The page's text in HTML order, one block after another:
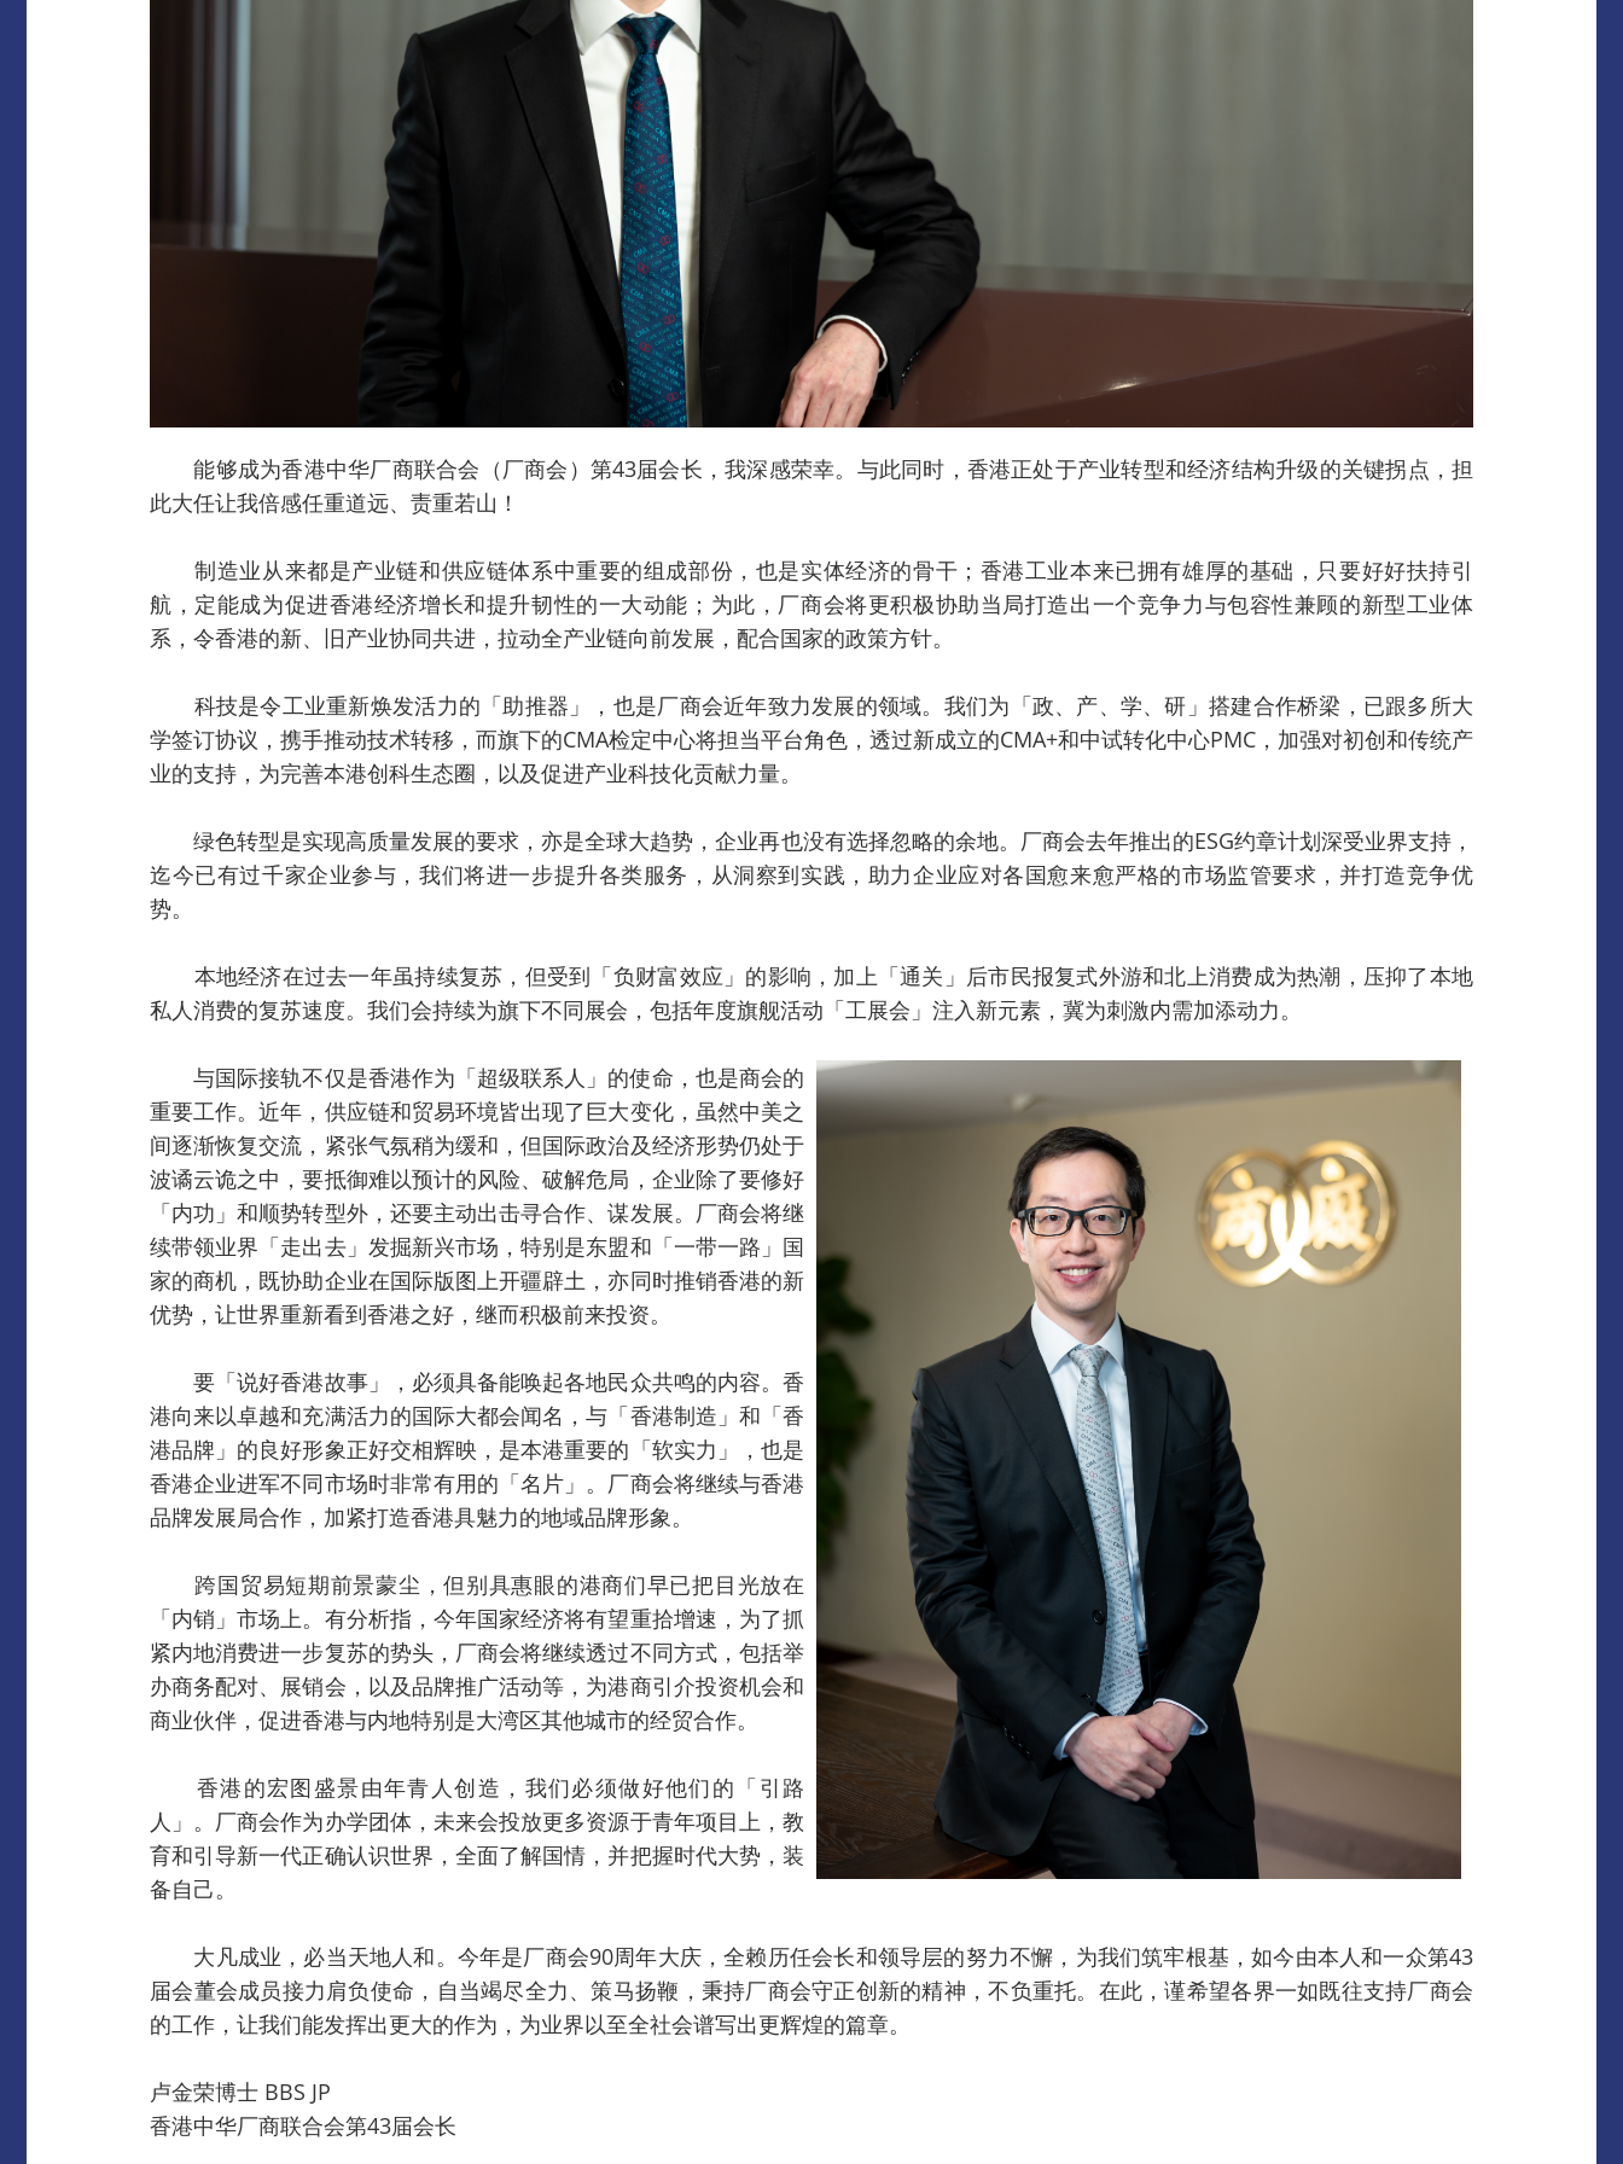
能够成为香港中华厂商联合会（厂商会）第43届会长，我深感荣幸。与此同时，香港正处于产业转型和经济结构升级的关键拐点，担
此大任让我倍感任重道远、责重若山！
制造业从来都是产业链和供应链体系中重要的组成部份，也是实体经济的骨干；香港工业本来已拥有雄厚的基础，只要好好扶持引
航，定能成为促进香港经济增长和提升韧性的一大动能；为此，厂商会将更积极协助当局打造出一个竞争力与包容性兼顾的新型工业体
系，令香港的新、旧产业协同共进，拉动全产业链向前发展，配合国家的政策方针。
科技是令工业重新焕发活力的「助推器」，也是厂商会近年致力发展的领域。我们为「政、产、学、研」搭建合作桥梁，已跟多所大
学签订协议，携手推动技术转移，而旗下的CMA检定中心将担当平台角色，透过新成立的CMA+和中试转化中心PMC，加强对初创和传统产
业的支持，为完善本港创科生态圈，以及促进产业科技化贡献力量。
绿色转型是实现高质量发展的要求，亦是全球大趋势，企业再也没有选择忽略的余地。厂商会去年推出的ESG约章计划深受业界支持，
迄今已有过千家企业参与，我们将进一步提升各类服务，从洞察到实践，助力企业应对各国愈来愈严格的市场监管要求，并打造竞争优
势。
本地经济在过去一年虽持续复苏，但受到「负财富效应」的影响，加上「通关」后市民报复式外游和北上消费成为热潮，压抑了本地
私人消费的复苏速度。我们会持续为旗下不同展会，包括年度旗舰活动「工展会」注入新元素，冀为刺激内需加添动力。
与国际接轨不仅是香港作为「超级联系人」的使命，也是商会的
重要工作。近年，供应链和贸易环境皆出现了巨大变化，虽然中美之
间逐渐恢复交流，紧张气氛稍为缓和，但国际政治及经济形势仍处于
波谲云诡之中，要抵御难以预计的风险、破解危局，企业除了要修好
「内功」和顺势转型外，还要主动出击寻合作、谋发展。厂商会将继
续带领业界「走出去」发掘新兴市场，特别是东盟和「一带一路」国
家的商机，既协助企业在国际版图上开疆辟土，亦同时推销香港的新
优势，让世界重新看到香港之好，继而积极前来投资。
要「说好香港故事」，必须具备能唤起各地民众共鸣的内容。香
港向来以卓越和充满活力的国际大都会闻名，与「香港制造」和「香
港品牌」的良好形象正好交相辉映，是本港重要的「软实力」，也是
香港企业进军不同市场时非常有用的「名片」。厂商会将继续与香港
品牌发展局合作，加紧打造香港具魅力的地域品牌形象。
跨国贸易短期前景蒙尘，但别具惠眼的港商们早已把目光放在
「内销」市场上。有分析指，今年国家经济将有望重拾增速，为了抓
紧内地消费进一步复苏的势头，厂商会将继续透过不同方式，包括举
办商务配对、展销会，以及品牌推广活动等，为港商引介投资机会和
商业伙伴，促进香港与内地特别是大湾区其他城市的经贸合作。
香港的宏图盛景由年青人创造，我们必须做好他们的「引路
人」。厂商会作为办学团体，未来会投放更多资源于青年项目上，教
育和引导新一代正确认识世界，全面了解国情，并把握时代大势，装
备自己。
大凡成业，必当天地人和。今年是厂商会90周年大庆，全赖历任会长和领导层的努力不懈，为我们筑牢根基，如今由本人和一众第43
届会董会成员接力肩负使命，自当竭尽全力、策马扬鞭，秉持厂商会守正创新的精神，不负重托。在此，谨希望各界一如既往支持厂商会
的工作，让我们能发挥出更大的作为，为业界以至全社会谱写出更辉煌的篇章。
卢金荣博士 BBS JP
香港中华厂商联合会第43届会长